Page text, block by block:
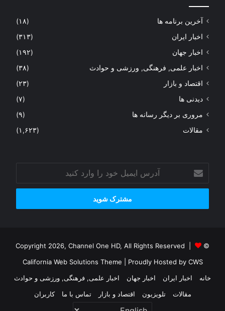
آخرین برنامه ها
(۱۸)
اخبار ایران
(۳۱۳)
اخبار جهان
(۱۹۲)
اخبار علمی, فرهنگی, ورزشی و حوادث
(۳۸)
اقتصاد و بازار
(۲۳)
دیدنی ها
(۷)
مروری بر دیگر رسانه ها
(۹)
مقالات
(۱,۶۲۳)
آدرس
ایمیل
خود
وارد
© Copyright 2026, Channel One HD, All Rights Reserved |
California Web Solutions Theme | Proudly Hosted by CWS
خانه
اخبار ایران اخبار جهان
اخبار علمی, فرهنگی, ورزشی و حوادث
مقالات
تلویزیون اقتصاد و بازار تماس با ما کاربران